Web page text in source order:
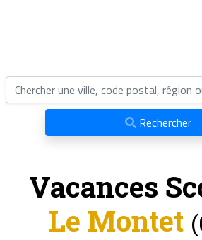
Rechercher
Vacances
Le Montet